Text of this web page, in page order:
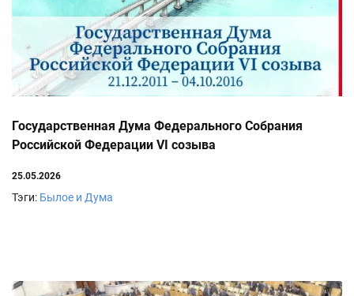
Государственная Дума Федерального Собрания
Российской Федерации VI созыва
25.05.2026
Тэги: Былое и Дума